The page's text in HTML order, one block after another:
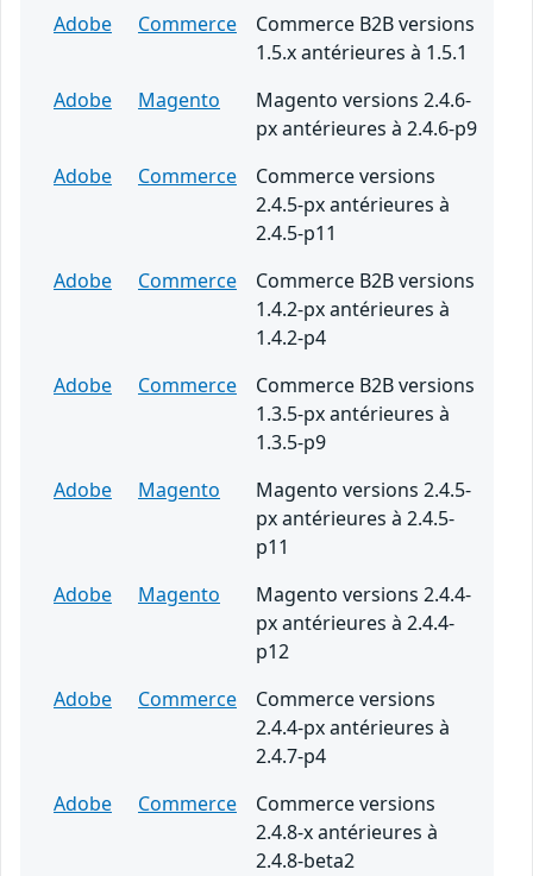
Adobe Commerce
Commerce B2B versions
1.5.x antérieures à 1.5.1
Adobe
Magento
Magento versions 2.4.6-
px antérieures à 2.4.6-p9
Adobe
Commerce
Commerce versions
2.4.5-px antérieures à
2.4.5-p11
Adobe
Commerce
Commerce B2B versions
1.4.2-px antérieures à
1.4.2-p4
Adobe
Commerce
Commerce B2B versions
1.3.5-px antérieures à
1.3.5-p9
Adobe
Magento
Magento versions 2.4.5-
px antérieures à 2.4.5-
p11
Adobe
Magento
Magento versions 2.4.4-
px antérieures à 2.4.4-
p12
Adobe
Commerce
Commerce versions
2.4.4-px antérieures à
2.4.7-p4
Adobe
Commerce
Commerce versions
2.4.8-x antérieures à
2.4.8-beta2